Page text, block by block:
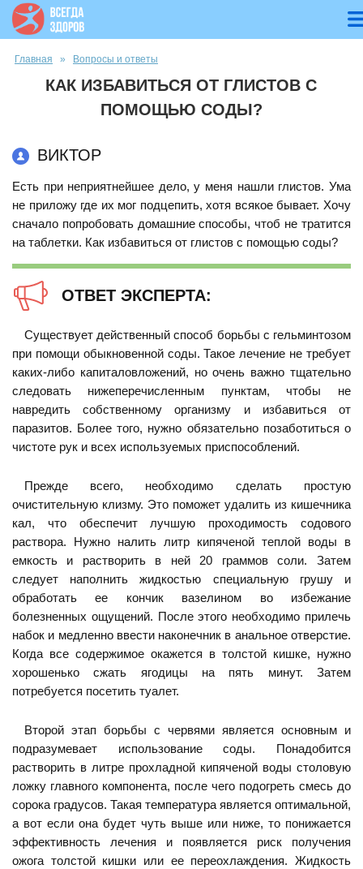
Вы здесь
Главная » Вопросы и ответы
КАК ИЗБАВИТЬСЯ ОТ ГЛИСТОВ С
ПОМОЩЬЮ СОДЫ?
ВИКТОР
Есть при неприятнейшее дело, у меня нашли глистов. Ума
не приложу где их мог подцепить, хотя всякое бывает. Хочу
сначало попробовать домашние способы, чтоб не тратится
на таблетки. Как избавиться от глистов с помощью соды?
ОТВЕТ ЭКСПЕРТА:
Существует действенный способ борьбы с гельминтозом
при помощи обыкновенной соды. Такое лечение не требует
каких-либо капиталовложений, но очень важно тщательно
следовать нижеперечисленным пунктам, чтобы не
навредить собственному организму и избавиться от
паразитов. Более того, нужно обязательно позаботиться о
чистоте рук и всех используемых приспособлений.
Прежде всего, необходимо сделать простую
очистительную клизму. Это поможет удалить из кишечника
кал, что обеспечит лучшую проходимость содового
раствора. Нужно налить литр кипяченой теплой воды в
емкость и растворить в ней 20 граммов соли. Затем
следует наполнить жидкостью специальную грушу и
обработать ее кончик вазелином во избежание
болезненных ощущений. После этого необходимо прилечь
набок и медленно ввести наконечник в анальное отверстие.
Когда все содержимое окажется в толстой кишке, нужно
хорошенько сжать ягодицы на пять минут. Затем
потребуется посетить туалет.
Второй этап борьбы с червями является основным и
подразумевает использование соды. Понадобится
растворить в литре прохладной кипяченой воды столовую
ложку главного компонента, после чего подогреть смесь до
сорока градусов. Такая температура является оптимальной,
а вот если она будет чуть выше или ниже, то понижается
эффективность лечения и появляется риск получения
ожога толстой кишки или ее переохлаждения. Жидкость